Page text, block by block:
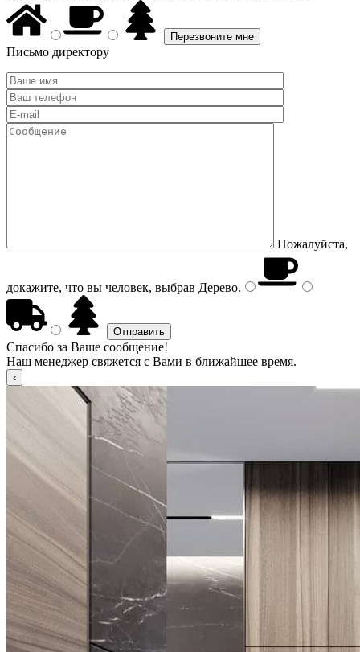
Письмо директору
Пожалуйста,
докажите, что вы человек, выбрав Дерево.
Спасибо за Ваше сообщение!
Наш менеджер свяжется с Вами в ближайшее время.